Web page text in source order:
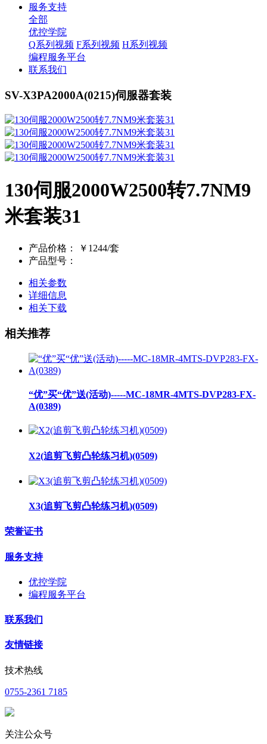
服务支持
全部
优控学院
Q系列视频 F系列视频 H系列视频
编程服务平台
联系我们
SV-X3PA2000A(0215)伺服器套装
130伺服2000W2500转7.7NM9
米套装31
产品价格：
￥1244/套
产品型号：
相关参数
详细信息
相关下载
相关推荐
“优”买“优”送(活动)-----MC-18MR-4MTS-DVP283-FX-
A(0389)
X2(追剪飞剪凸轮练习机)(0509)
X3(追剪飞剪凸轮练习机)(0509)
荣誉证书
服务支持
优控学院
编程服务平台
联系我们
友情链接
技术热线
0755-2361 7185
关注公众号